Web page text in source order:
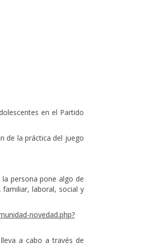
en el Partido
de la práctica del juego
persona pone algo de
laboral, social y
novedad.php?
a cabo a través de